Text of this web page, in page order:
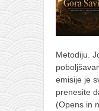
Metodiju.
emisije je
prenesite
(Opens in